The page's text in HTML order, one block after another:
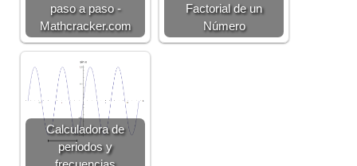
paso a paso -
Mathcracker.com
Factorial de un
Número
Calculadora de
periodos y